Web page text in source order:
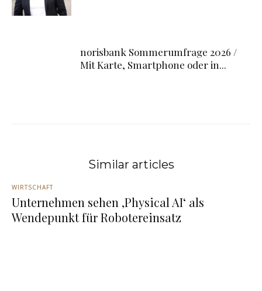
norisbank Sommerumfrage 2026 /
Mit Karte, Smartphone oder in...
Similar articles
WIRTSCHAFT
Unternehmen sehen ‚Physical AI‘ als
Wendepunkt für Robotereinsatz